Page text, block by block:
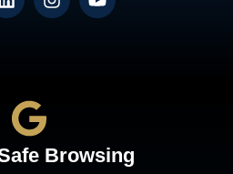
Browsing